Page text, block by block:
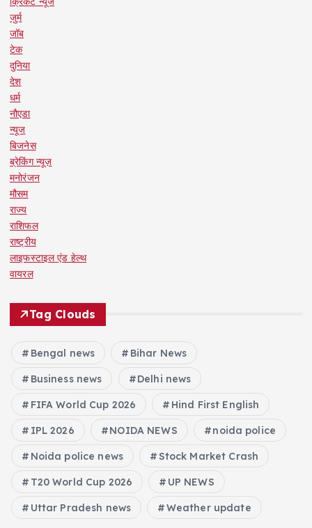
जुर्म
जॉब
टेक
दुनिया
देश
धर्म
नौएडा
न्यूज
बिजनेस
ब्रेकिंग न्यूज़
मनोरंजन
मौसम
राज्य
राशिफल
राष्ट्रीय
लाइफस्टाइल एंड हेल्थ
वायरल
Tag Clouds
Bengal news Bihar News
Business news Delhi news
FIFA World Cup 2026 Hind First English
IPL 2026 NOIDA NEWS noida police
Noida police news Stock Market Crash
T20 World Cup 2026 UP NEWS
Uttar Pradesh news Weather update